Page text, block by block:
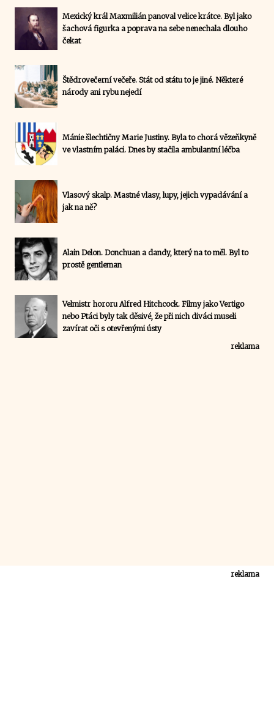
Mexický král Maxmilián panoval velice krátce. Byl jako
šachová figurka a poprava na sebe nenechala dlouho
čekat
Štědrovečerní večeře. Stát od státu to je jiné. Některé
národy ani rybu nejedí
Mánie šlechtičny Marie Justiny. Byla to chorá vězeňkyně
ve vlastním paláci. Dnes by stačila ambulantní léčba
Vlasový skalp. Mastné vlasy, lupy, jejich vypadávání a
jak na ně?
Alain Delon. Donchuan a dandy, který na to měl. Byl to
prostě gentleman
Velmistr hororu Alfred Hitchcock. Filmy jako Vertigo
nebo Ptáci byly tak děsivé, že při nich diváci museli
zavírat oči s otevřenými ústy
reklama
reklama